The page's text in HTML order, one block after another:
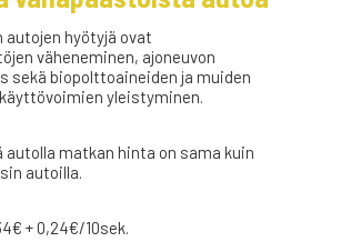
hyötyjä ovat
väheneminen, ajoneuvon
sekä biopolttoaineiden ja muiden
yleistyminen.
autolla matkan hinta on sama kuin
autoilla.
+ 0,24€/10sek.